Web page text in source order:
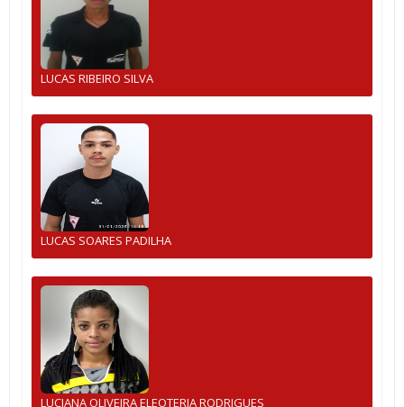
LUCAS RIBEIRO SILVA
LUCAS SOARES PADILHA
LUCIANA OLIVEIRA ELEOTERIA RODRIGUES